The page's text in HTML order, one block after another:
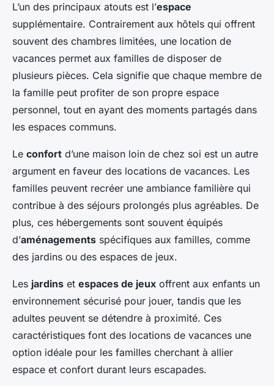
L’un des principaux atouts est l’espace
supplémentaire. Contrairement aux hôtels qui offrent
souvent des chambres limitées, une location de
vacances permet aux familles de disposer de
plusieurs pièces. Cela signifie que chaque membre de
la famille peut profiter de son propre espace
personnel, tout en ayant des moments partagés dans
les espaces communs.
Le confort d’une maison loin de chez soi est un autre
argument en faveur des locations de vacances. Les
familles peuvent recréer une ambiance familière qui
contribue à des séjours prolongés plus agréables. De
plus, ces hébergements sont souvent équipés
d’aménagements spécifiques aux familles, comme
des jardins ou des espaces de jeux.
Les jardins et espaces de jeux offrent aux enfants un
environnement sécurisé pour jouer, tandis que les
adultes peuvent se détendre à proximité. Ces
caractéristiques font des locations de vacances une
option idéale pour les familles cherchant à allier
espace et confort durant leurs escapades.